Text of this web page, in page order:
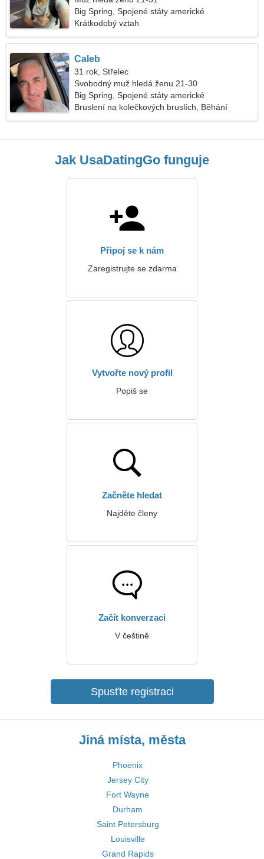
Big Spring, Spojené státy americké
Krátkodobý vztah
Caleb
31 rok, Střelec
Svobodný muž hledá ženu 21-30
Big Spring, Spojené státy americké
Bruslení na kolečkových bruslích, Běhání
Jak UsaDatingGo funguje
Připoj se k nám
Zaregistrujte se zdarma
Vytvořte nový profil
Popiš se
Začněte hledat
Najděte členy
Začít konverzaci
V češtině
Spusťte registraci
Jiná místa, města
Phoenix
Jersey City
Fort Wayne
Durham
Saint Petersburg
Louisville
Grand Rapids